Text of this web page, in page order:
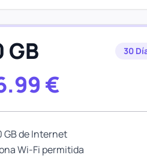
GB 30
€
GB de Internet
Wi-Fi permitida